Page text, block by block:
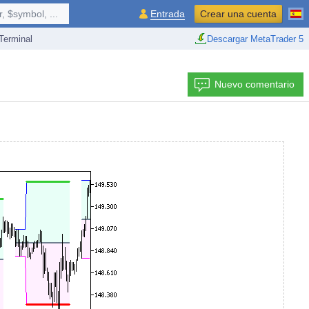
Descargar MetaTrader 5
$symbol, ... Entrada Crear una cuenta
Nuevo comentario